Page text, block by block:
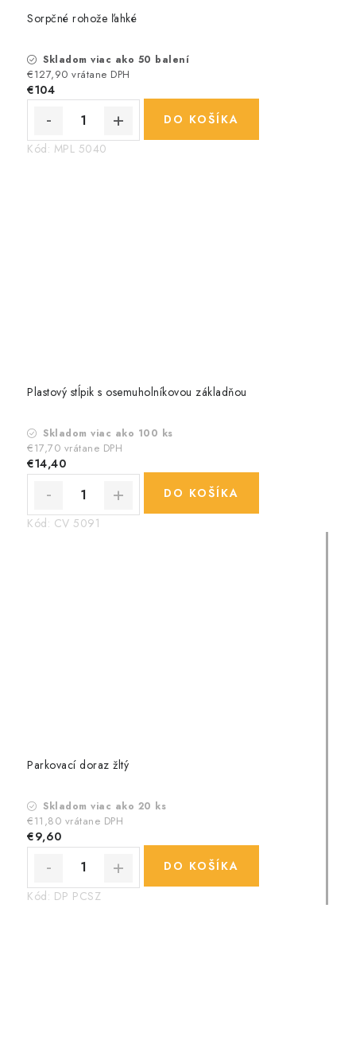
Sorpčné rohože ľahké
Skladom viac ako 50 balení
€127,90 vrátane DPH
€104
DO KOŠÍKA
Kód: MPL 5040
Plastový stĺpik s osemuholníkovou základňou
Skladom viac ako 100 ks
€17,70 vrátane DPH
€14,40
DO KOŠÍKA
Kód: CV 5091
Parkovací doraz žltý
Skladom viac ako 20 ks
€11,80 vrátane DPH
€9,60
DO KOŠÍKA
Kód: DP PCSZ